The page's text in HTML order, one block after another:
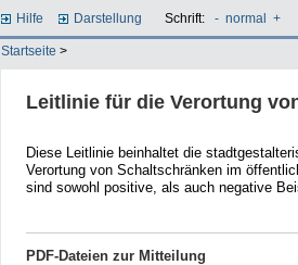
Hilfe Darstellung Schrift: - normal +
Startseite >
Leitlinie für die Verortung
Diese Leitlinie beinhaltet die
Verortung von Schaltschränken im
sind sowohl positive, als auch negative
PDF-Dateien zur Mitteilung